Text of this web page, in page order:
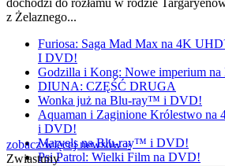
dochodzi do rozłamu w rodzie
z Żelaznego...
Furiosa: Saga Mad Max na 4K
I DVD!
Godzilla i Kong: Nowe imperium
DIUNA: CZĘŚĆ DRUGA
Wonka już na Blu-ray™ i DVD!
Aquaman i Zaginione Królestwo
i DVD!
Marvels na Blu-ray™ i DVD!
Psi Patrol: Wielki Film na DVD!
zobacz więcej newsów »
Zwiastuny